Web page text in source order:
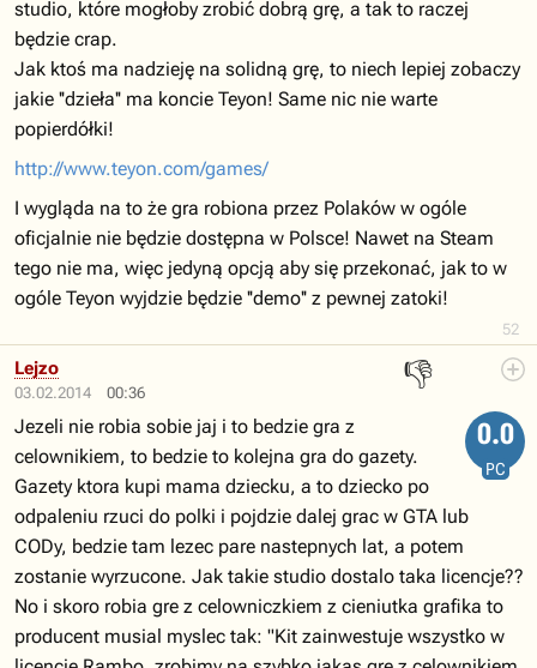
52
studio, które mogłoby zrobić dobrą grę, a tak to raczej
będzie crap.
Jak ktoś ma nadzieję na solidną grę, to niech lepiej zobaczy
jakie ''dzieła'' ma koncie Teyon! Same nic nie warte
popierdółki!
http://www.teyon.com/games/
I wygląda na to że gra robiona przez Polaków w ogóle
oficjalnie nie będzie dostępna w Polsce! Nawet na Steam
tego nie ma, więc jedyną opcją aby się przekonać, jak to w
ogóle Teyon wyjdzie będzie ''demo'' z pewnej zatoki!
03.02.2014 00:36
👎
Lejzo
0.0
PC
Jezeli nie robia sobie jaj i to bedzie gra z
celownikiem, to bedzie to kolejna gra do gazety.
Gazety ktora kupi mama dziecku, a to dziecko po
odpaleniu rzuci do polki i pojdzie dalej grac w GTA lub
CODy, bedzie tam lezec pare nastepnych lat, a potem
zostanie wyrzucone. Jak takie studio dostalo taka licencje??
No i skoro robia gre z celowniczkiem z cieniutka grafika to
producent musial myslec tak: "Kit zainwestuje wszystko w